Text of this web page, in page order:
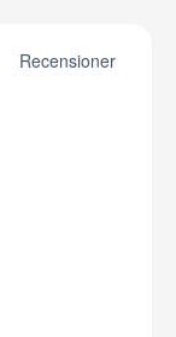
Recensioner